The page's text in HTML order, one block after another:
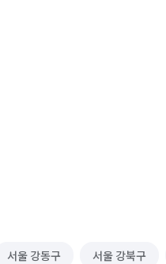
서울 강동구 서울 강북구